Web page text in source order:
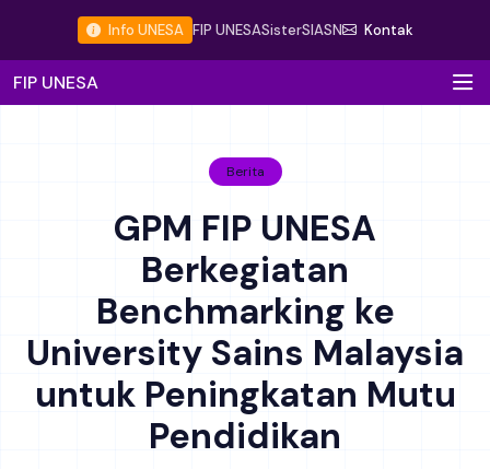
Info UNESA FIP UNESASisterSIASN Kontak
FIP UNESA
Berita
GPM FIP UNESA
Berkegiatan
Benchmarking ke
University Sains Malaysia
untuk Peningkatan Mutu
Pendidikan